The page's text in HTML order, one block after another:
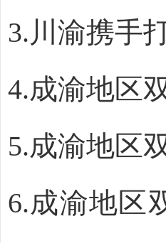
3.川渝携手
4.成渝地区
5.成渝地区
6.成渝地区